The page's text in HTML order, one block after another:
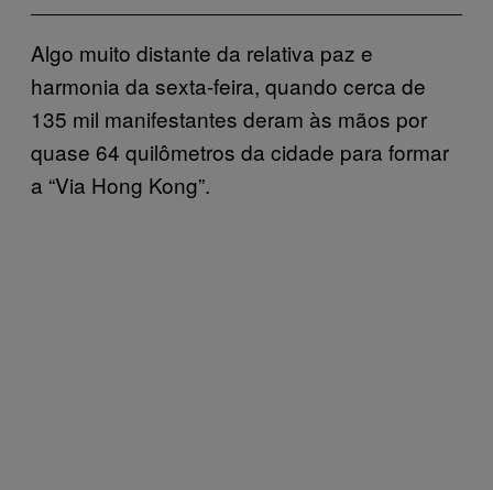
Algo muito distante da relativa paz e
harmonia da sexta-feira, quando cerca de
135 mil manifestantes deram às mãos por
quase 64 quilômetros da cidade para formar
a “Via Hong Kong”.